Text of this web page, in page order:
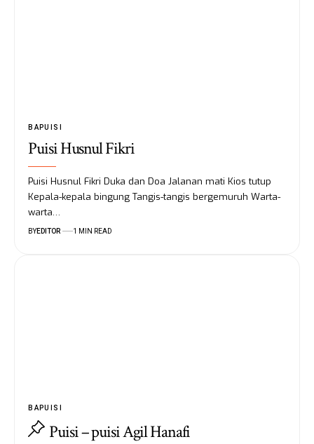
BAPUISI
Puisi Husnul Fikri
Puisi Husnul Fikri Duka dan Doa Jalanan mati Kios tutup
Kepala-kepala bingung Tangis-tangis bergemuruh Warta-
warta…
BYEDITOR 1 MIN READ
BAPUISI
Puisi – puisi Agil Hanafi